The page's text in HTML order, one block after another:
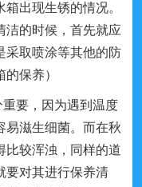
出现生锈的情况。
洁的时候，首先就应
采取喷涂等其他的防
保养）
要，因为遇到温度
易滋生细菌。而在秋
比较浑浊，同样的道
要对其进行保养清